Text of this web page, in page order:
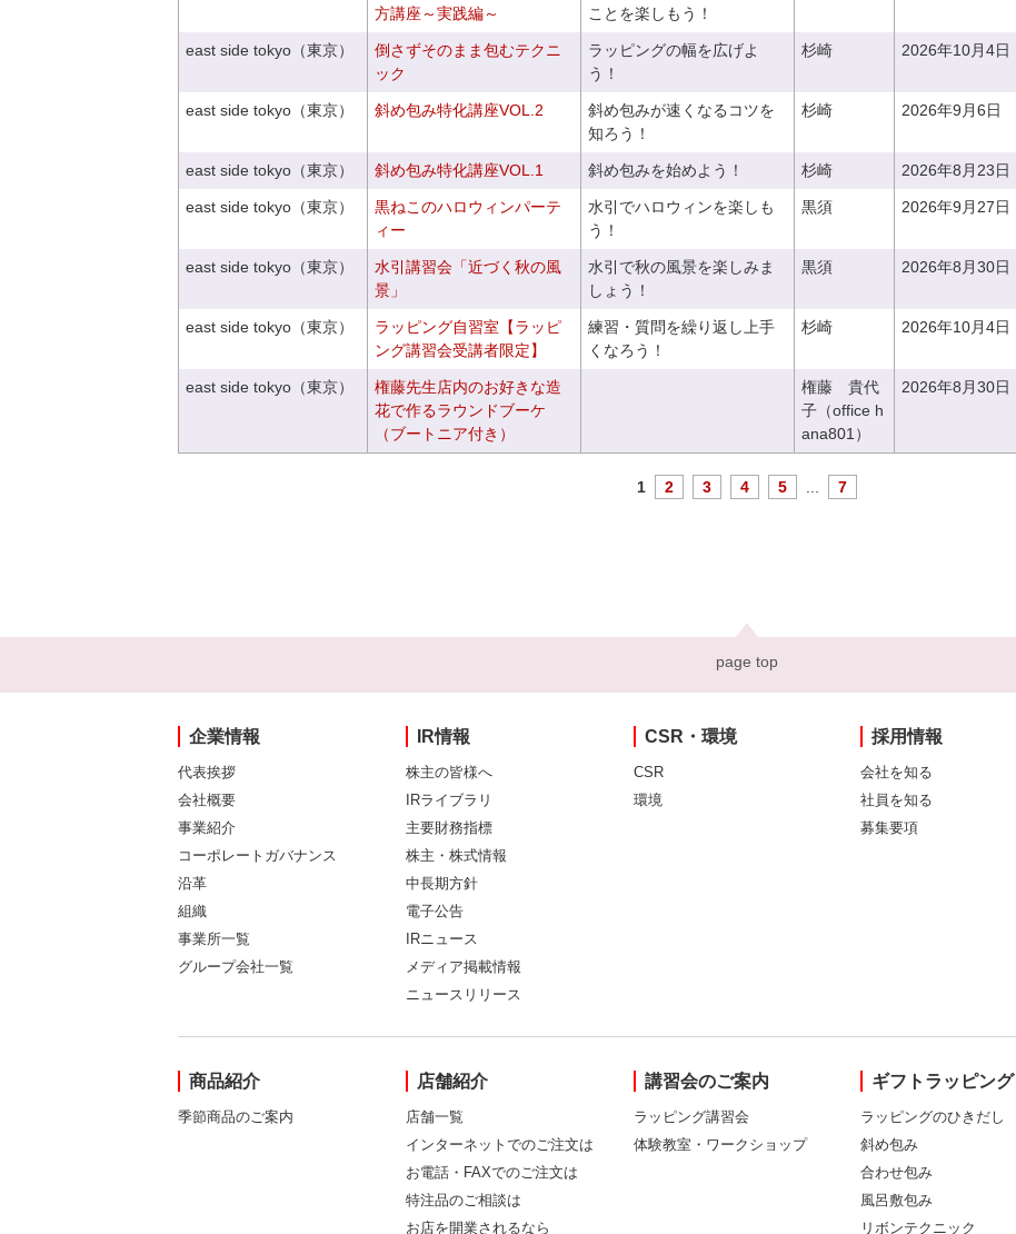
方講座～実践編～
ことを楽しもう！
east side tokyo（東京）
倒さずそのまま包むテクニ
ック
ラッピングの幅を広げよ
う！
杉崎 2026年10月4日
east side tokyo（東京） 斜め包み特化講座VOL.2
斜め包みが速くなるコツを
知ろう！
杉崎 2026年9月6日
east side tokyo（東京） 斜め包み特化講座VOL.1 斜め包みを始めよう！ 杉崎 2026年8月23日
east side tokyo（東京）
黒ねこのハロウィンパーテ
ィー
水引でハロウィンを楽しも
う！
黒須 2026年9月27日
east side tokyo（東京）
水引講習会「近づく秋の風
景」
水引で秋の風景を楽しみま
しょう！
黒須 2026年8月30日
east side tokyo（東京）
ラッピング自習室【ラッピ
ング講習会受講者限定】
練習・質問を繰り返し上手
くなろう！
杉崎 2026年10月4日
east side tokyo（東京）
権藤先生店内のお好きな造
花で作るラウンドブーケ
（ブートニア付き）
権藤 貴代
子（office h
ana801）
2026年8月30日
1 2 3 4 5 7
page top
企業情報
代表挨拶
会社概要
事業紹介
コーポレートガバナンス
沿革
組織
事業所一覧
グループ会社一覧
IR情報
株主の皆様へ
IRライブラリ
主要財務指標
株主・株式情報
中長期方針
電子公告
IRニュース
メディア掲載情報
ニュースリリース
CSR・環境
CSR
環境
採用情報
会社を知る
社員を知る
募集要項
商品紹介
季節商品のご案内
店舗紹介
店舗一覧
インターネットでのご注文は
お電話・FAXでのご注文は
特注品のご相談は
お店を開業されるなら
講習会のご案内
ラッピング講習会
体験教室・ワークショップ
ギフトラッピング
ラッピングのひきだし
斜め包み
合わせ包み
風呂敷包み
リボンテクニック